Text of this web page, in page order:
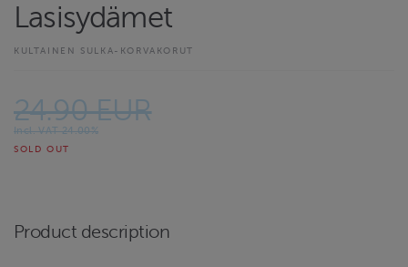
Lasisydämet
KULTAINEN SULKA-KORVAKORUT
24.90 EUR
Incl. VAT 24.00%
SOLD OUT
Product description